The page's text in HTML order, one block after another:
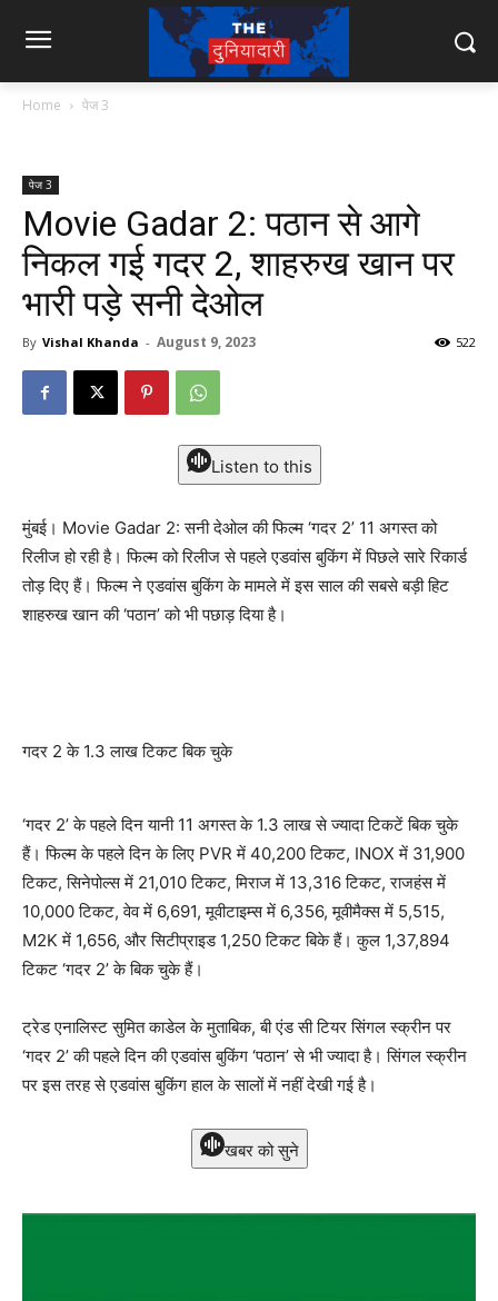
Home पेज 3
पेज 3
Movie Gadar 2: पठान से आगे
निकल गई गदर 2, शाहरुख खान पर
भारी पड़े सनी देओल
By Vishal Khanda - August 9, 2023 522
Listen to this
मुंबई। Movie Gadar 2: सनी देओल की फिल्म ‘गदर 2’ 11 अगस्त को
रिलीज हो रही है। फिल्म को रिलीज से पहले एडवांस बुकिंग में पिछले सारे रिकार्ड
तोड़ दिए हैं। फिल्म ने एडवांस बुकिंग के मामले में इस साल की सबसे बड़ी हिट
शाहरुख खान की ‘पठान’ को भी पछाड़ दिया है।
गदर 2 के 1.3 लाख टिकट बिक चुके
‘गदर 2’ के पहले दिन यानी 11 अगस्त के 1.3 लाख से ज्यादा टिकटें बिक चुके
हैं। फिल्म के पहले दिन के लिए PVR में 40,200 टिकट, INOX में 31,900
टिकट, सिनेपोल्स में 21,010 टिकट, मिराज में 13,316 टिकट, राजहंस में
10,000 टिकट, वेव में 6,691, मूवीटाइम्स में 6,356, मूवीमैक्स में 5,515,
M2K में 1,656, और सिटीप्राइड 1,250 टिकट बिके हैं। कुल 1,37,894
टिकट ‘गदर 2’ के बिक चुके हैं।
ट्रेड एनालिस्ट सुमित काडेल के मुताबिक, बी एंड सी टियर सिंगल स्क्रीन पर
‘गदर 2’ की पहले दिन की एडवांस बुकिंग ‘पठान’ से भी ज्यादा है। सिंगल स्क्रीन
पर इस तरह से एडवांस बुकिंग हाल के सालों में नहीं देखी गई है।
खबर को सुने